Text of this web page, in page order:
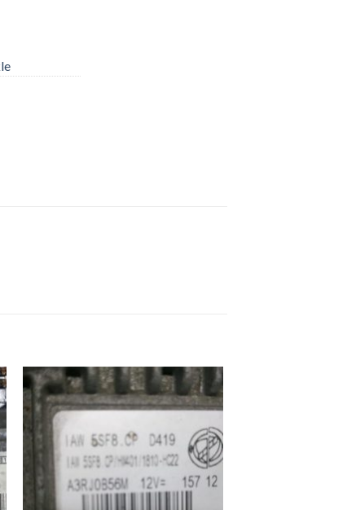
İstek
Listeme
Ekle